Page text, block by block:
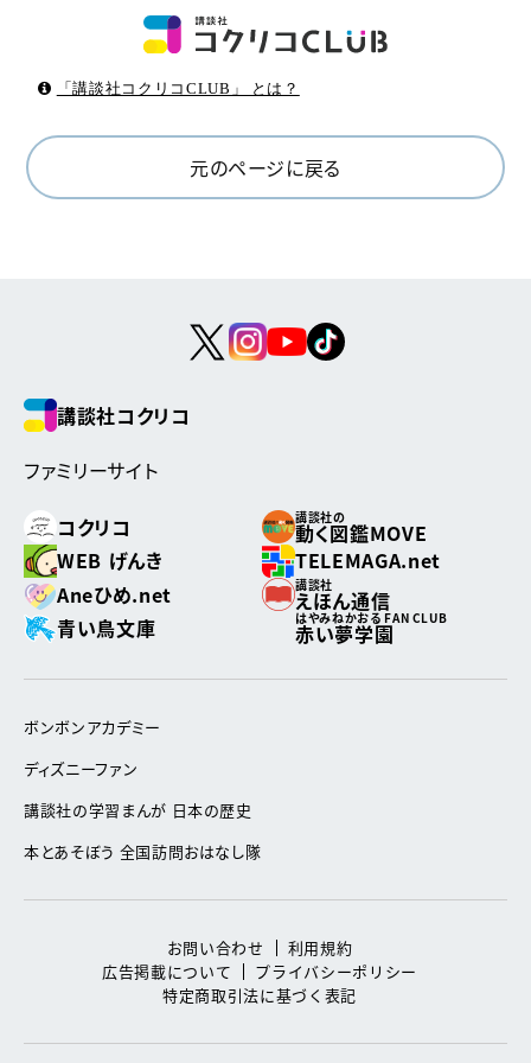
「講談社コクリコCLUB」 とは？
元のページに戻る
講談社コクリコ
ファミリーサイト
コクリコ
講談社の
動く図鑑MOVE
WEB げんき
TELEMAGA.net
Aneひめ.net
講談社
えほん通信
青い鳥文庫
はやみねかおる FAN CLUB
赤い夢学園
ボンボンアカデミー
ディズニーファン
講談社の学習まんが 日本の歴史
本とあそぼう 全国訪問おはなし隊
お問い合わせ
利用規約
広告掲載について
プライバシーポリシー
特定商取引法に基づく表記